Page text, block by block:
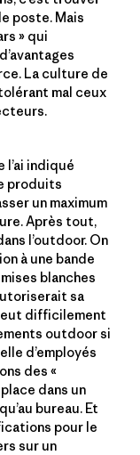
poste. Mais
» qui
La culture de
mal ceux
l’ai indiqué
produits
un maximum
Après tout,
l’outdoor. On
à une bande
blanches
sa
difficilement
outdoor si
d’employés
des «
dans un
bureau. Et
pour le
sur un